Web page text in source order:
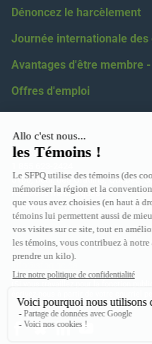
Dénoncez le harcèlement
Journée internationale
Avantages d'être membre
Offres d'emploi
Coordonnées
418 623-2424
5100, boul. des Gradins, Québec,
Relations médiatiques :
Obtenir votre numéro de section :
Adresse courriel